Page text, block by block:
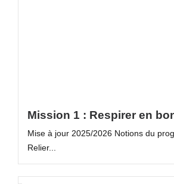
Mission 1 : Respirer en
Mise à jour 2025/2026 Notions du
Relier...